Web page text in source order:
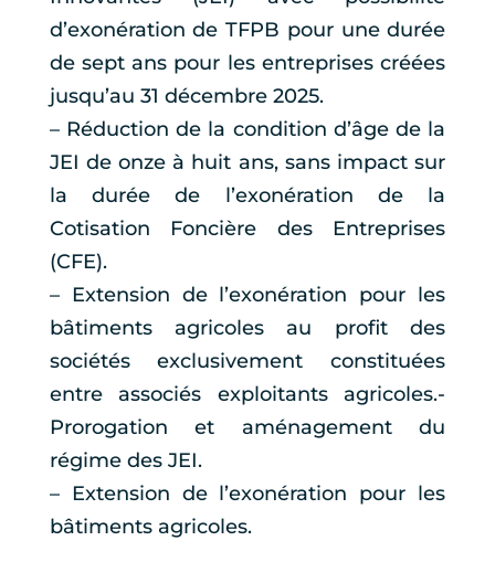
d’exonération de TFPB pour une durée
de sept ans pour les entreprises créées
jusqu’au 31 décembre 2025.
– Réduction de la condition d’âge de la
JEI de onze à huit ans, sans impact sur
la durée de l’exonération de la
Cotisation Foncière des Entreprises
(CFE).
– Extension de l’exonération pour les
bâtiments agricoles au profit des
sociétés exclusivement constituées
entre associés exploitants agricoles.-
Prorogation et aménagement du
régime des JEI.
– Extension de l’exonération pour les
bâtiments agricoles.